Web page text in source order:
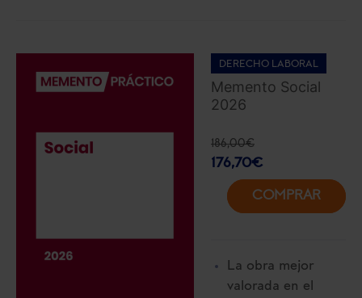
DERECHO LABORAL
Memento Social
2026
186,00€
176,70€
COMPRAR
La obra mejor
valorada en el